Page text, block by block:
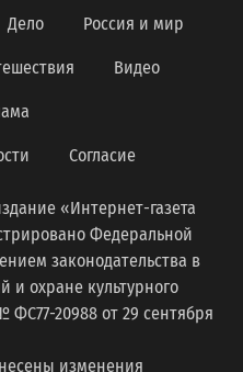
Дело Россия и мир
Видео
Согласие
«Интернет-газета
Федеральной
законодательства в
и охране культурного
ФС77-20988 от 29 сентября
изменения